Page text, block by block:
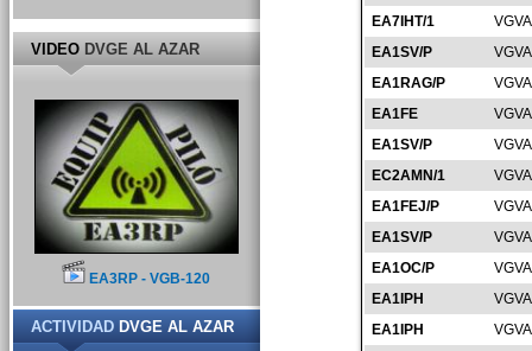
EA7IHT/1
EA1SV/P
EA1RAG/P
EA1FE
EA1SV/P
EC2AMN/1
EA1FEJ/P
EA1SV/P
EA1OC/P
EA1IPH
EA1IPH
VIDEODVGE AL AZAR
EA3RP - VGB-120
ACTIVIDADDVGE AL AZAR